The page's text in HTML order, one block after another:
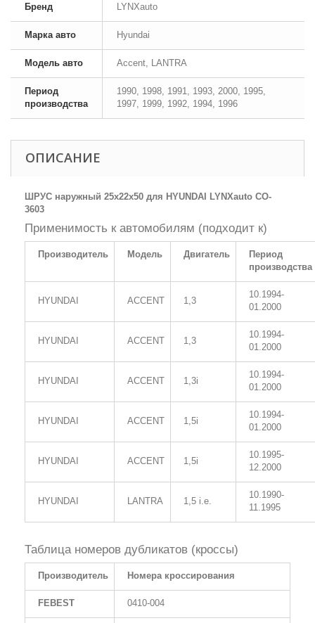
Бренд LYNXauto
Марка авто Hyundai
Модель авто Accent, LANTRA
Период
производства
1990, 1998, 1991, 1993, 2000, 1995,
1997, 1999, 1992, 1994, 1996
ОПИСАНИЕ
ШРУС наружный 25x22x50 для HYUNDAI LYNXauto CO-
3603
Применимость к автомобилям (подходит к)
Производитель Модель Двигатель
Период
производства
HYUNDAI ACCENT 1,3
10.1994-
01.2000
HYUNDAI ACCENT 1,3
10.1994-
01.2000
HYUNDAI ACCENT 1,3i
10.1994-
01.2000
HYUNDAI ACCENT 1,5i
10.1994-
01.2000
HYUNDAI ACCENT 1,5i
10.1995-
12.2000
HYUNDAI LANTRA 1,5 i.e.
10.1990-
11.1995
Таблица номеров дубликатов (кроссы)
Производитель Номера кроссирования
FEBEST 0410-004